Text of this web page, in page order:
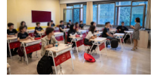
açtığı kreş ve gündüz
bakımevleri...